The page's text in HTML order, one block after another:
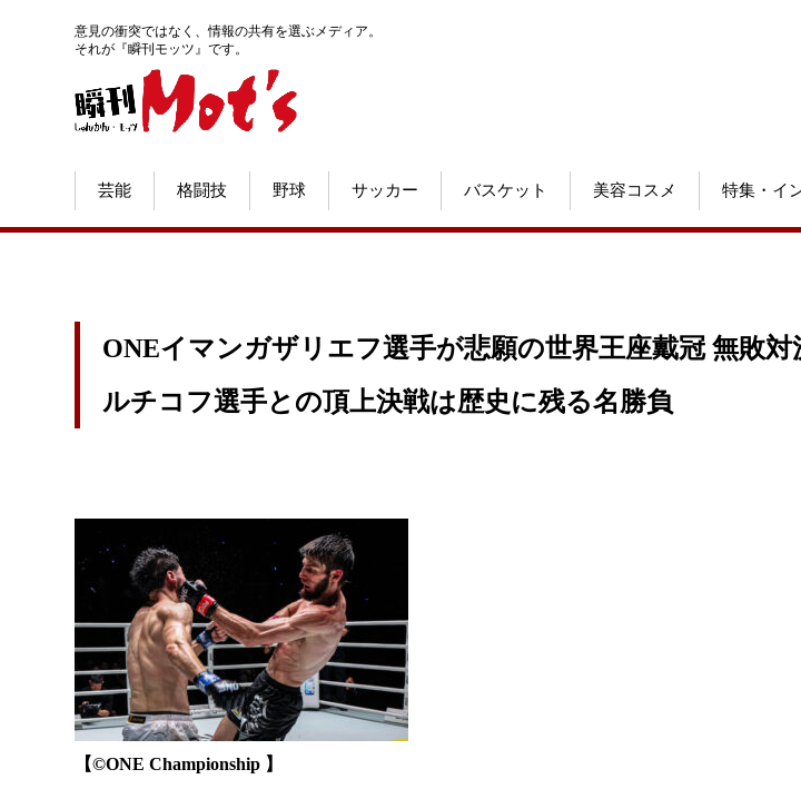
意見の衝突ではなく、情報の共有を選ぶメディア。
それが『瞬刊モッツ』です。
芸能 格闘技 野球 サッカー バスケット 美容コスメ 特集・イ
ONEイマンガザリエフ選手が悲願の世界王座戴冠 無敗対
ルチコフ選手との頂上決戦は歴史に残る名勝負
【©️ONE Championship 】